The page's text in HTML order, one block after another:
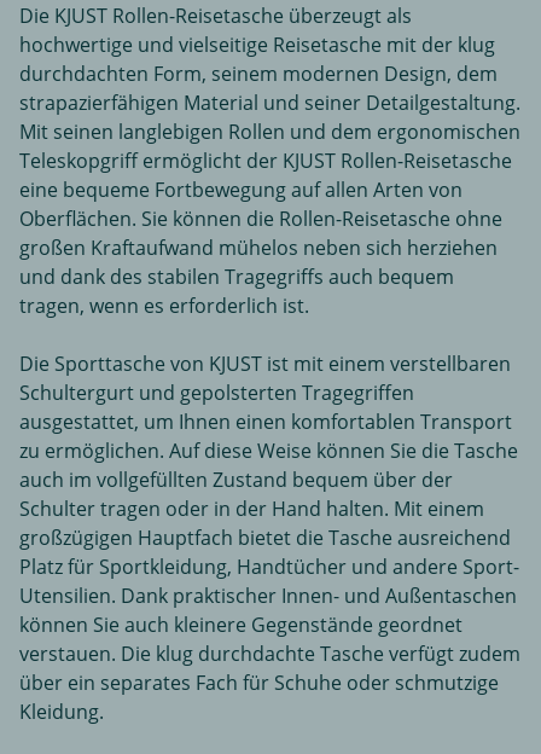
Die KJUST Rollen-Reisetasche überzeugt als
hochwertige und vielseitige Reisetasche mit der klug
durchdachten Form, seinem modernen Design, dem
strapazierfähigen Material und seiner Detailgestaltung.
Mit seinen langlebigen Rollen und dem ergonomischen
Teleskopgriff ermöglicht der KJUST Rollen-Reisetasche
eine bequeme Fortbewegung auf allen Arten von
Oberflächen. Sie können die Rollen-Reisetasche ohne
großen Kraftaufwand mühelos neben sich herziehen
und dank des stabilen Tragegriffs auch bequem
tragen, wenn es erforderlich ist.
Die Sporttasche von KJUST ist mit einem verstellbaren
Schultergurt und gepolsterten Tragegriffen
ausgestattet, um Ihnen einen komfortablen Transport
zu ermöglichen. Auf diese Weise können Sie die Tasche
auch im vollgefüllten Zustand bequem über der
Schulter tragen oder in der Hand halten. Mit einem
großzügigen Hauptfach bietet die Tasche ausreichend
Platz für Sportkleidung, Handtücher und andere Sport-
Utensilien. Dank praktischer Innen- und Außentaschen
können Sie auch kleinere Gegenstände geordnet
verstauen. Die klug durchdachte Tasche verfügt zudem
über ein separates Fach für Schuhe oder schmutzige
Kleidung.